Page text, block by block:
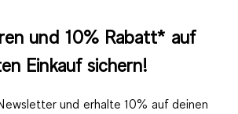
und 10% Rabatt* auf
Einkauf sichern!
und erhalte 10% auf deinen